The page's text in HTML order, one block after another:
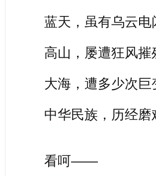
蓝天，虽有乌云电
高山，屡遭狂风摧
大海，遭多少次巨
中华民族，历经磨
看呵——